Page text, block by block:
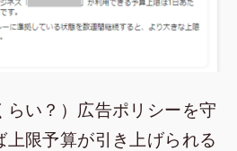
らい？）広告ポリシーを守
上限予算が引き上げられる